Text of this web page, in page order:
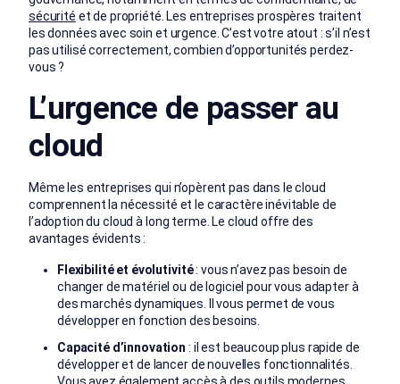
sécurité et de propriété. Les entreprises prospères traitent
les données avec soin et urgence. C’est votre atout : s’il n’est
pas utilisé correctement, combien d’opportunités perdez-
vous ?
L’urgence de passer au
cloud
Même les entreprises qui n’opèrent pas dans le cloud
comprennent la nécessité et le caractère inévitable de
l’adoption du cloud à long terme. Le cloud offre des
avantages évidents :
Flexibilité et évolutivité: vous n’avez pas besoin de
changer de matériel ou de logiciel pour vous adapter à
des marchés dynamiques. Il vous permet de vous
développer en fonction des besoins.
Capacité d’innovation : il est beaucoup plus rapide de
développer et de lancer de nouvelles fonctionnalités.